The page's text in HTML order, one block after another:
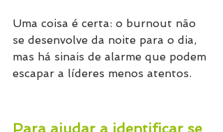
Uma coisa é certa: o burnout não
se desenvolve da noite para o dia,
mas há sinais de alarme que podem
escapar a líderes menos atentos.
Para ajudar a identificar se